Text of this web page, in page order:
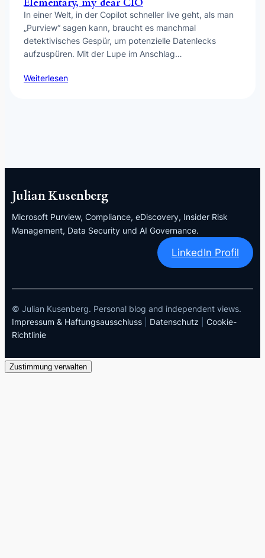
In einer Welt, in der Copilot schneller live geht, als man
„Purview“ sagen kann, braucht es manchmal
detektivisches Gespür, um potenzielle Datenlecks
aufzuspüren. Mit der Lupe im Anschlag…
Weiterlesen
Julian Kusenberg
Microsoft Purview, Compliance, eDiscovery, Insider Risk
Management, Data Security und AI Governance.
LinkedIn Profil
© Julian Kusenberg. Personal blog and independent views.
Impressum & Haftungsausschluss
Datenschutz
Cookie-
Richtlinie
Zustimmung verwalten